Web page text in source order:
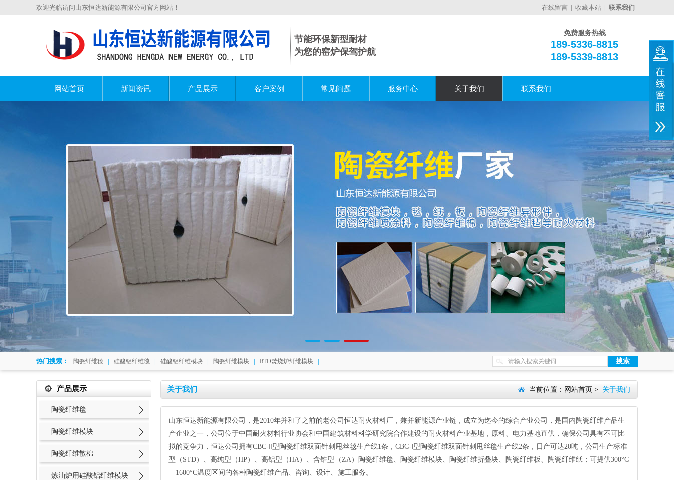
欢迎光临访问山东恒达新能源有限公司官方网站！ 在线留言 | 收藏本站 | 联系我们
节能环保新型耐材
为您的窑炉保驾护航
免费服务热线
189-5336-8815
189-5339-8813
网站首页 新闻资讯 产品展示 客户案例 常见问题 服务中心 关于我们 联系我们
热门搜索： 陶瓷纤维毯 | 硅酸铝纤维毯 | 硅酸铝纤维模块 | 陶瓷纤维模块 | RTO焚烧炉纤维模块 |
产品展示
陶瓷纤维毯
陶瓷纤维模块
陶瓷纤维散棉
炼油炉用硅酸铝纤维模块
关于我们 当前位置： 网站首页 > 关于我们
山东恒达新能源有限公司，是2010年并和了之前的老公司恒达耐火材料厂，兼并新能源产业链，成立为迄今的综合产业公司，是国内陶瓷纤维产品生
产企业之一，公司位于中国耐火材料行业协会和中国建筑材料科学研究院合作建设的耐火材料产业基地，原料、电力基地直供，确保公司具有不可比
拟的竞争力，恒达公司拥有CBC-Ⅱ型陶瓷纤维双面针刺甩丝毯生产线1条，CBC-Ⅰ型陶瓷纤维双面针刺甩丝毯生产线2条，日产可达20吨，公司生产标准
型（STD）、高纯型（HP）、高铝型（HA）、含锆型（ZA）陶瓷纤维毯、陶瓷纤维模块、陶瓷纤维折叠块、陶瓷纤维板、陶瓷纤维纸；可提供300°C
—1600°C温度区间的各种陶瓷纤维产品、咨询、设计、施工服务。